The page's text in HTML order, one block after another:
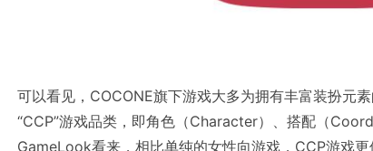
可以看见，COCONE旗下游戏大多为拥有丰富装扮元
“CCP”游戏品类，即角色（Character）、搭配（
GameLook看来，相比单纯的女性向游戏，CCP游戏更